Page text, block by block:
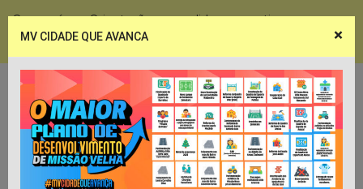
Coronavírus - Orientações e medidas preventivas
×
MV CIDADE QUE AVANCA